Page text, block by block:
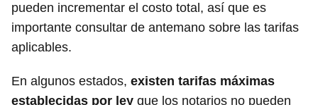
pueden incrementar el costo total, así que es
importante consultar de antemano sobre las tarifas
aplicables.
En algunos estados, existen tarifas máximas
establecidas por ley que los notarios no pueden